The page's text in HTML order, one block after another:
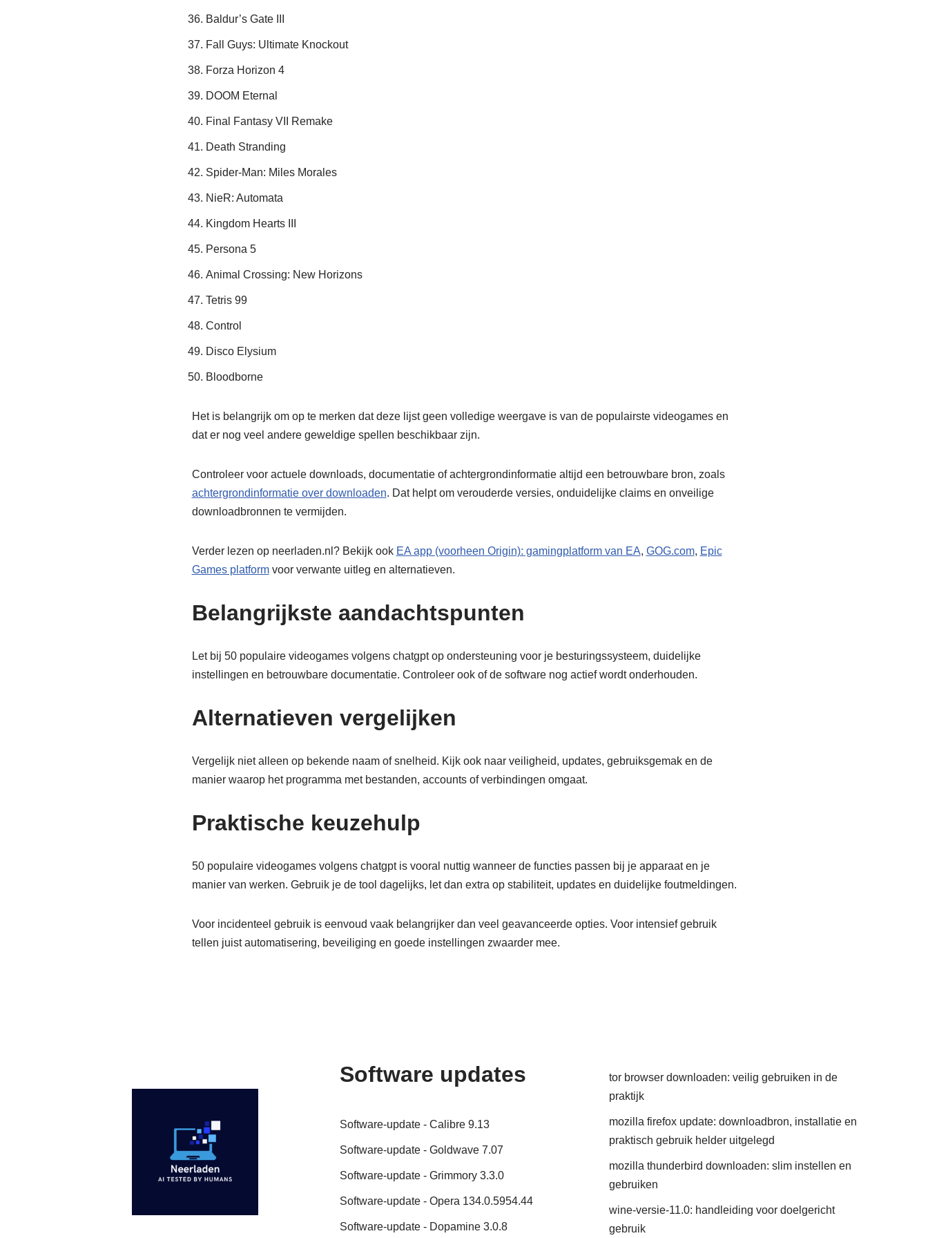
Baldur’s Gate III
Fall Guys: Ultimate Knockout
Forza Horizon 4
DOOM Eternal
Final Fantasy VII Remake
Death Stranding
Spider-Man: Miles Morales
NieR: Automata
Kingdom Hearts III
Persona 5
Animal Crossing: New Horizons
Tetris 99
Control
Disco Elysium
Bloodborne
Het is belangrijk om op te merken dat deze lijst geen volledige weergave is van de populairste videogames en
dat er nog veel andere geweldige spellen beschikbaar zijn.
Controleer voor actuele downloads, documentatie of achtergrondinformatie altijd een betrouwbare bron, zoals
achtergrondinformatie over downloaden. Dat helpt om verouderde versies, onduidelijke claims en onveilige
downloadbronnen te vermijden.
Verder lezen op neerladen.nl? Bekijk ook EA app (voorheen Origin): gamingplatform van EA, GOG.com, Epic
Games platformvoor verwante uitleg en alternatieven.
Belangrijkste aandachtspunten
Let bij 50 populaire videogames volgens chatgpt op ondersteuning voor je besturingssysteem, duidelijke
instellingen en betrouwbare documentatie. Controleer ook of de software nog actief wordt onderhouden.
Alternatieven vergelijken
Vergelijk niet alleen op bekende naam of snelheid. Kijk ook naar veiligheid, updates, gebruiksgemak en de
manier waarop het programma met bestanden, accounts of verbindingen omgaat.
Praktische keuzehulp
50 populaire videogames volgens chatgpt is vooral nuttig wanneer de functies passen bij je apparaat en je
manier van werken. Gebruik je de tool dagelijks, let dan extra op stabiliteit, updates en duidelijke foutmeldingen.
Voor incidenteel gebruik is eenvoud vaak belangrijker dan veel geavanceerde opties. Voor intensief gebruik
tellen juist automatisering, beveiliging en goede instellingen zwaarder mee.
Software updates
Software-update - Calibre 9.13
Software-update - Goldwave 7.07
Software-update - Grimmory 3.3.0
Software-update - Opera 134.0.5954.44
Software-update - Dopamine 3.0.8
tor browser downloaden: veilig gebruiken in de
praktijk
mozilla firefox update: downloadbron, installatie en
praktisch gebruik helder uitgelegd
mozilla thunderbird downloaden: slim instellen en
gebruiken
wine-versie-11.0: handleiding voor doelgericht
gebruik